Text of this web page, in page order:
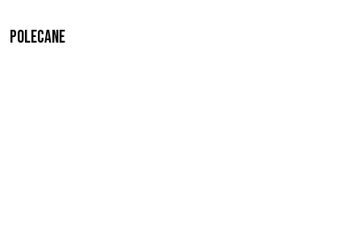
Polecane